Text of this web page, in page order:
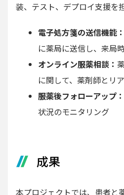
装、テスト、デプロイ支援を
電子処方箋の送信機能：
に薬局に送信し、来局
オンライン服薬相談：
に関して、薬剤師とリ
服薬後フォローアップ：
状況のモニタリング
成果
本プロジェクトでは、患者と